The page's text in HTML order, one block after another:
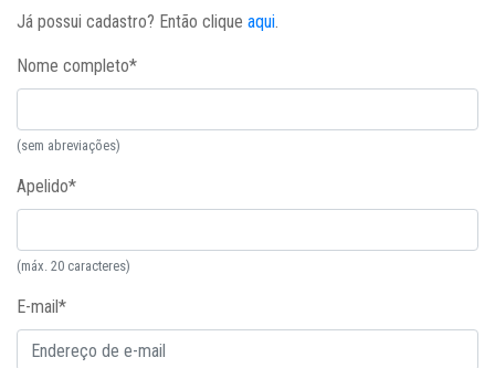
Já possui cadastro? Então clique aqui.
Nome completo*
(sem abreviações)
Apelido*
(máx. 20 caracteres)
E-mail*